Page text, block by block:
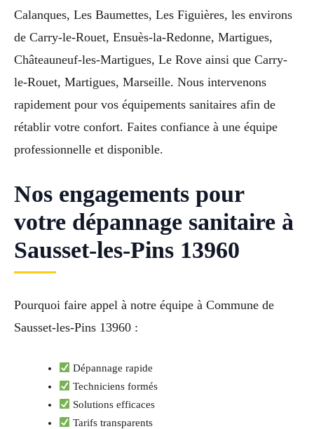
Calanques, Les Baumettes, Les Figuières, les environs
de Carry-le-Rouet, Ensuès-la-Redonne, Martigues,
Châteauneuf-les-Martigues, Le Rove ainsi que Carry-
le-Rouet, Martigues, Marseille. Nous intervenons
rapidement pour vos équipements sanitaires afin de
rétablir votre confort. Faites confiance à une équipe
professionnelle et disponible.
Nos engagements pour
votre dépannage sanitaire à
Sausset-les-Pins 13960
Pourquoi faire appel à notre équipe à Commune de
Sausset-les-Pins 13960 :
Dépannage rapide
Techniciens formés
Solutions efficaces
Tarifs transparents